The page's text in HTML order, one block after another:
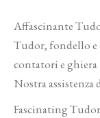
Affascinante
Tudor, fondello e
contatori e ghiera
Nostra
Fascinating